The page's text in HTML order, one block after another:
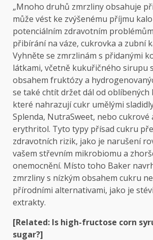
„Mnoho druhů zmrzliny obsahuje
může vést ke zvýšenému příjmu
potenciálním zdravotním
přibírání na váze, cukrovka a zubní
Vyhněte se zmrzlinám s přidanými
látkami, včetně kukuřičného sirupu
obsahem fruktózy a
se také chtít držet dál od oblíbených
které nahrazují cukr umělými
Splenda, NutraSweet, nebo cukrové
erythritol. Tyto typy přísad cukru
zdravotních rizik, jako je narušení
vašem střevním mikrobiomu a
onemocnění. Místo toho Baker
zmrzliny s nízkým obsahem cukru
přírodními alternativami, jako je
extrakty.
[Related: Is high-fructose corn
sugar?]